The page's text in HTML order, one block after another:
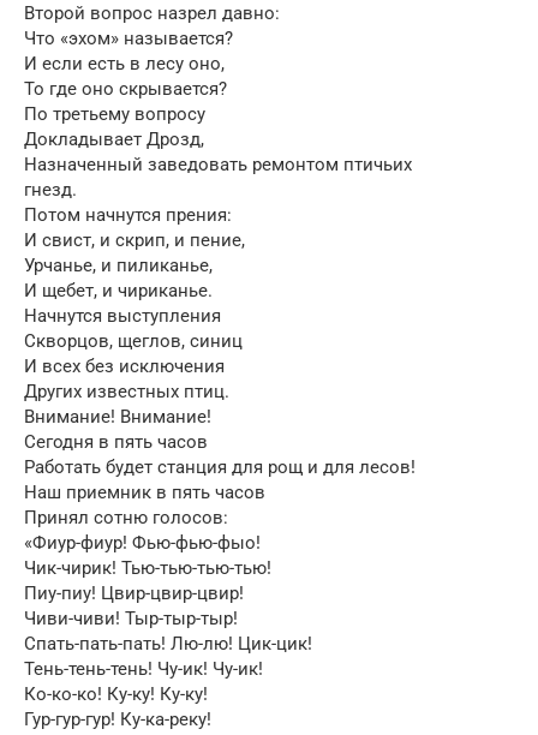
Второй вопрос назрел давно:
Что «эхом» называется?
И если есть в лесу оно,
То где оно скрывается?
По третьему вопросу
Докладывает Дрозд,
Назначенный заведовать ремонтом птичьих
гнезд.
Потом начнутся прения:
И свист, и скрип, и пение,
Урчанье, и пиликанье,
И щебет, и чириканье.
Начнутся выступления
Скворцов, щеглов, синиц
И всех без исключения
Других известных птиц.
Внимание! Внимание!
Сегодня в пять часов
Работать будет станция для рощ и для лесов!
Наш приемник в пять часов
Принял сотню голосов:
«Фиур-фиур! Фью-фью-фыо!
Чик-чирик! Тью-тью-тью-тью!
Пиу-пиу! Цвир-цвир-цвир!
Чиви-чиви! Тыр-тыр-тыр!
Спать-пать-пать! Лю-лю! Цик-цик!
Тень-тень-тень! Чу-ик! Чу-ик!
Ко-ко-ко! Ку-ку! Ку-ку!
Гур-гур-гур! Ку-ка-реку!